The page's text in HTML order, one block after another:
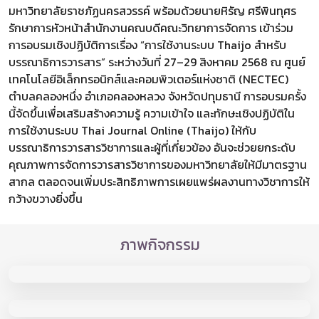
มหาวิทยาลัยราชภัฏนครสวรรค์ พร้อมด้วยนายหิรัญ ศรีพินทุศร
รักษาการหัวหน้าสำนักงานคณบดีคณะวิทยาการจัดการ เข้าร่วม
การอบรมเชิงปฏิบัติการเรื่อง “การใช้งานระบบ Thaijo สำหรับ
บรรณาธิการวารสาร” ระหว่างวันที่ 27–29 สิงหาคม 2568 ณ ศูนย์
เทคโนโลยีอิเล็กทรอนิกส์และคอมพิวเตอร์แห่งชาติ (NECTEC)
ตำบลคลองหนึ่ง อำเภอคลองหลวง จังหวัดปทุมธานี การอบรมครั้ง
นี้จัดขึ้นเพื่อเสริมสร้างความรู้ ความเข้าใจ และทักษะเชิงปฏิบัติใน
การใช้งานระบบ Thai Journal Online (Thaijo) ให้กับ
บรรณาธิการวารสารวิชาการและผู้ที่เกี่ยวข้อง อันจะช่วยยกระดับ
คุณภาพการจัดการวารสารวิชาการของมหาวิทยาลัยให้มีมาตรฐาน
สากล ตลอดจนเพิ่มประสิทธิภาพการเผยแพร่ผลงานทางวิชาการให้
กว้างขวางยิ่งขึ้น
ภาพกิจกรรม